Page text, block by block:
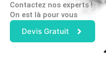
Contactez nos experts !
On est là pour vous
Devis Gratuit